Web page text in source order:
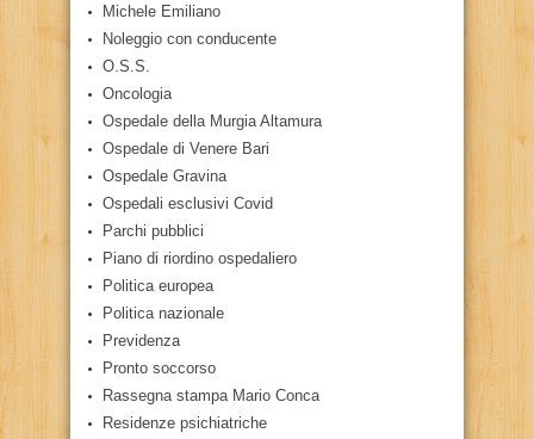
Michele Emiliano
Noleggio con conducente
O.S.S.
Oncologia
Ospedale della Murgia Altamura
Ospedale di Venere Bari
Ospedale Gravina
Ospedali esclusivi Covid
Parchi pubblici
Piano di riordino ospedaliero
Politica europea
Politica nazionale
Previdenza
Pronto soccorso
Rassegna stampa Mario Conca
Residenze psichiatriche